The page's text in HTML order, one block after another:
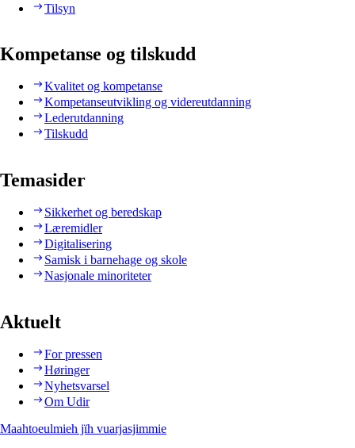
Tilsyn
Kompetanse og tilskudd
Kvalitet og kompetanse
Kompetanseutvikling og videreutdanning
Lederutdanning
Tilskudd
Temasider
Sikkerhet og beredskap
Læremidler
Digitalisering
Samisk i barnehage og skole
Nasjonale minoriteter
Aktuelt
For pressen
Høringer
Nyhetsvarsel
Om Udir
Maahtoeulmieh jïh vuarjasjimmie